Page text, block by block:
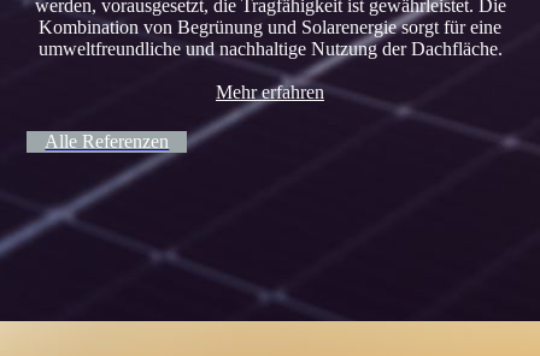
werden, vorausgesetzt, die Tragfähigkeit ist gewährleistet. Die
Kombination von Begrünung und Solarenergie sorgt für eine
umweltfreundliche und nachhaltige Nutzung der Dachfläche.
Mehr erfahren
Alle Referenzen